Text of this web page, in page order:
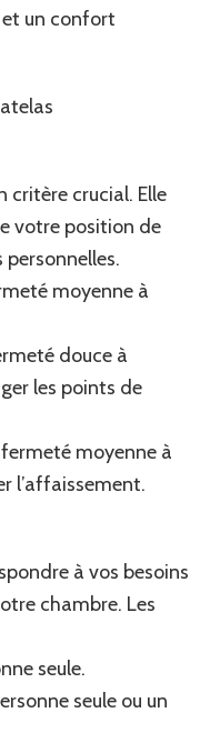
un confort
critère crucial. Elle
votre position de
moyenne à
douce à
les points de
moyenne à
l’affaissement.
à vos besoins
chambre. Les
seule.
seule ou un